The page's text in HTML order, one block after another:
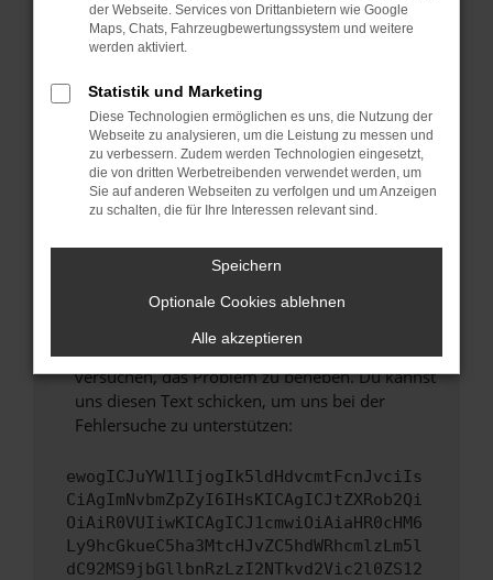
Fenster?
Starte dein Gerät neu.
Probleme zu beheben.
Stelle sicher, dass dein Browser und dein
Betriebssystem auf dem neuesten Stand
sind.
Veraltete Software birgt nicht nur ein
Sicherheitsrisiko, sondern kann auch dazu
führen, dass bestimmte Funktionen nicht mehr
unterstützt werden.
Wende dich an den Webseitenbetreiber.
Wenn du alle oben genannten Schritte versucht
hast, kontaktiere uns bitte. Wir werden
versuchen, das Problem zu beheben. Du kannst
uns diesen Text schicken, um uns bei der
Fehlersuche zu unterstützen:
ewogICJuYW1lIjogIk5ldHdvcmtFcnJvciIs
CiAgImNvbmZpZyI6IHsKICAgICJtZXRob2Qi
OiAiR0VUIiwKICAgICJ1cmwiOiAiaHR0cHM6
Ly9hcGkueC5ha3MtcHJvZC5hdWRhcmlzLm5l
dC92MS9jbGllbnRzLzI2NTkvd2Vic2l0ZS12
der Webseite. Services von Drittanbietern wie Google
Maps, Chats, Fahrzeugbewertungssystem und weitere
werden aktiviert.
Statistik und Marketing
Diese Technologien ermöglichen es uns, die Nutzung der
Webseite zu analysieren, um die Leistung zu messen und
zu verbessern. Zudem werden Technologien eingesetzt,
die von dritten Werbetreibenden verwendet werden, um
Sie auf anderen Webseiten zu verfolgen und um Anzeigen
zu schalten, die für Ihre Interessen relevant sind.
Speichern
Optionale Cookies ablehnen
Alle akzeptieren